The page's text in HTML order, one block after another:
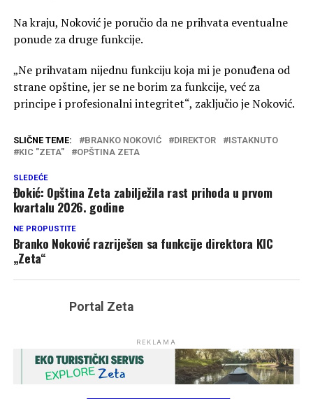
Na kraju, Noković je poručio da ne prihvata eventualne
ponude za druge funkcije.
„Ne prihvatam nijednu funkciju koja mi je ponuđena od
strane opštine, jer se ne borim za funkcije, već za
principe i profesionalni integritet“, zaključio je Noković.
SLIČNE TEME: BRANKO NOKOVIĆ DIREKTOR
ISTAKNUTO
KIC "ZETA"
OPŠTINA ZETA
SLEDEĆE
Đokić: Opština Zeta zabilježila rast prihoda u prvom
kvartalu 2026. godine
NE PROPUSTITE
Branko Noković razriješen sa funkcije direktora KIC
„Zeta“
Portal Zeta
REKLAMA